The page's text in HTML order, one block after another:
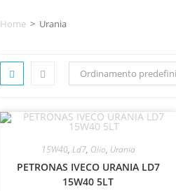
Home > Urania
Ordinamento
15W40, Ld7, Olio, Urania
PETRONAS IVECO URANIA LD7
15W40 5LT